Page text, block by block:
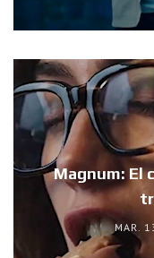
Magnum: El
MAR.